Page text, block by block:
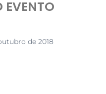
EVENTO
de 2018